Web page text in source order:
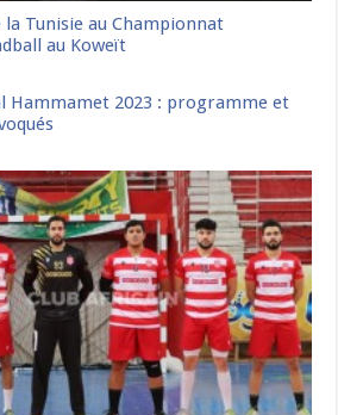
Tunisie au Championnat
au Koweït
2023 : programme et